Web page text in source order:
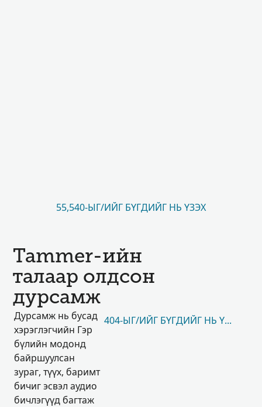
55,540-ЫГ/ИЙГ БҮГДИЙГ НЬ ҮЗЭХ
Tammer-ийн
талаар олдсон
дурсамж
Дурсамж нь бусад
хэрэглэгчийн Гэр
бүлийн модонд
байршуулсан
зураг, түүх, баримт
бичиг эсвэл аудио
бичлэгүүд багтаж
404-ЫГ/ИЙГ БҮГДИЙГ НЬ ҮЗЭХ